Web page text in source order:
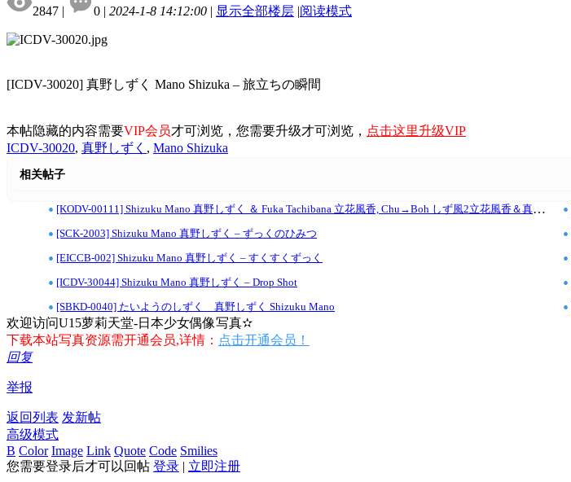
2847 | 0 | 2024-1-8 14:12:00 | 显示全部楼层 |阅读模式
[ICDV-30020] 真野しずく Mano Shizuka – 旅立ちの瞬間
本帖隐藏的内容需要VIP会员才可浏览，您需要升级才可浏览， 点击这里升级VIP
ICDV-30020, 真野しずく , Mano Shizuka
相关帖子
• [KODV-00111] Shizuku Mano 真野しずく ＆ Fuka Tachibana 立花風香, Chu→Boh しず風2立花風香＆真野しず •
• [SCK-2003] Shizuku Mano 真野しずく – ずっくのひみつ •
• [EICCB-002] Shizuku Mano 真野しずく – すくすくずっく •
• [ICDV-30044] Shizuku Mano 真野しずく – Drop Shot •
• [SBKD-0040] たいようのしずく 真野しずく Shizuku Mano •
欢迎访问U15萝莉天堂-日本少女偶像写真✫
下载本站写真资源需开通会员,详情： 点击开通会员！
回复
举报
返回列表 发新帖
高级模式
B Color Image Link Quote Code Smilies
您需要登录后才可以回帖 登录 | 立即注册